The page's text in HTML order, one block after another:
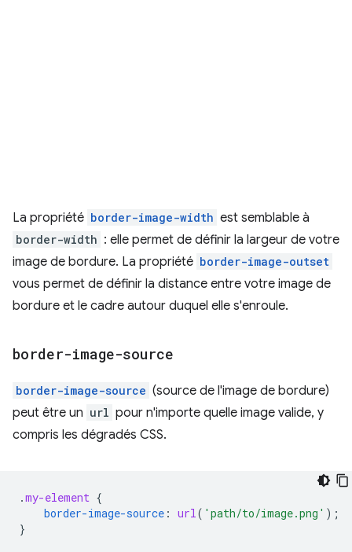
La propriété border-image-width est semblable à
border-width : elle permet de définir la largeur de votre
image de bordure. La propriété border-image-outset
vous permet de définir la distance entre votre image de
bordure et le cadre autour duquel elle s'enroule.
border-image-source
border-image-source (source de l'image de bordure)
peut être un url pour n'importe quelle image valide, y
compris les dégradés CSS.
.my-element {
border-image-source : url( 'path/to/image.png' );
}